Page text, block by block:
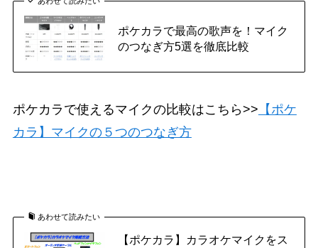
ポケカラで最高の歌声を！マイク
のつなぎ方5選を徹底比較
ポケカラで使えるマイクの比較はこちら>> 【ポケ
カラ】マイクの５つのつなぎ方
あわせて読みたい
【ポケカラ】カラオケマイクをス